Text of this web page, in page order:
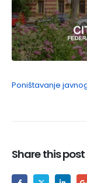
Poništavanje
Share this post